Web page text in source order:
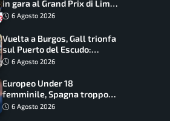
in gara al Grand Prix di Lima:
17 azzurri convocati
6 Agosto 2026
Vuelta a Burgos, Gall trionfa
sul Puerto del Escudo:
Ciccone secondo e nuova
6 Agosto 2026
Europeo Under 18
femminile, Spagna troppo
forte: Italia battuta 95-41,
6 Agosto 2026